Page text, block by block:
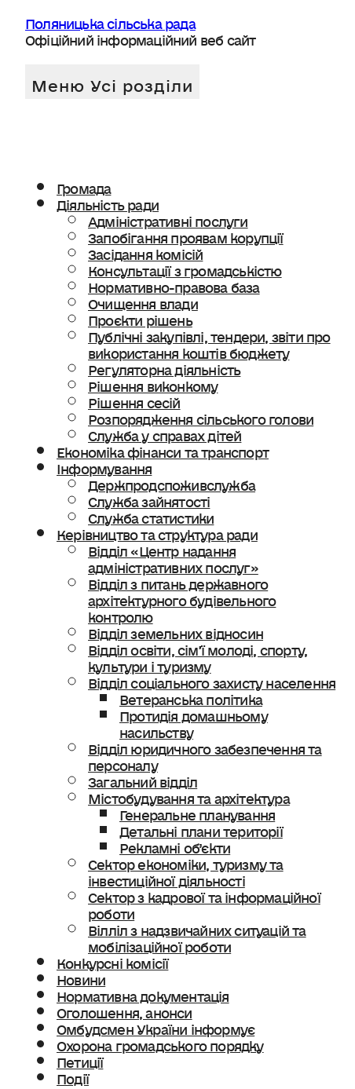
Поляницька сільська рада
Офіційний інформаційний веб сайт
Громада
Діяльність ради
Адміністративні послуги
Запобігання проявам корупції
Засідання комісій
Консультації з громадськістю
Нормативно-правова база
Очищення влади
Проєкти рішень
Публічні закупівлі, тендери, звіти про
використання коштів бюджету
Регуляторна діяльність
Рішення виконкому
Рішення сесій
Розпорядження сільського голови
Служба у справах дітей
Економіка фінанси та транспорт
Інформування
Держпродспоживслужба
Служба зайнятості
Служба статистики
Керівництво та структура ради
Відділ «Центр надання
адміністративних послуг»
Відділ з питань державного
архітектурного будівельного
контролю
Відділ земельних відносин
Відділ освіти, сімʼї молоді, спорту,
культури і туризму
Відділ соціального захисту населення
Ветеранська політика
Протидія домашньому
насильству
Відділ юридичного забезпечення та
персоналу
Загальний відділ
Містобудування та архітектура
Генеральне планування
Детальні плани території
Рекламні об’єкти
Сектор економіки, туризму та
інвестиційної діяльності
Сектор з кадрової та інформаційної
роботи
Вілліл з надзвичайних ситуацій та
мобілізаційної роботи
Конкурсні комісії
Новини
Нормативна документація
Оголошення, анонси
Омбудсмен України інформує
Охорона громадського порядку
Петиції
Події